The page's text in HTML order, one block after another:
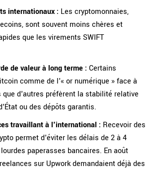
internationaux : Les cryptomonnaies,
sont souvent moins chères et
que les virements SWIFT
de valeur à long terme : Certains
comme de l'« or numérique » face à
d'autres préfèrent la stabilité relative
ou des dépôts garantis.
travaillant à l'international : Recevoir des
permet d'éviter les délais de 2 à 4
paperasses bancaires. En août
sur Upwork demandaient déjà des